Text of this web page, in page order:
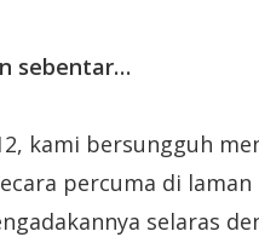
sebentar…
kami bersungguh
percuma di
selaras